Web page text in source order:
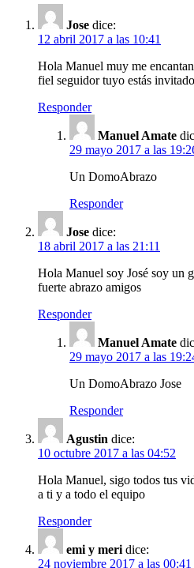
Jose dice:
12 abril 2017 a las 10:41
Hola Manuel muy me
fiel seguidor tuyo estás
Responder
Manuel Amate
29 mayo 2017 a las
Un DomoAbrazo
Responder
Jose dice:
18 abril 2017 a las 21:11
Hola Manuel soy José soy un
fuerte abrazo amigos
Responder
Manuel Amate
29 mayo 2017 a las
Un DomoAbrazo Jose
Responder
Agustin dice:
10 octubre 2017 a las 04:52
Hola Manuel, sigo todos tus
a ti y a todo el equipo
Responder
emi y meri dice:
24 noviembre 2017 a las 00:41